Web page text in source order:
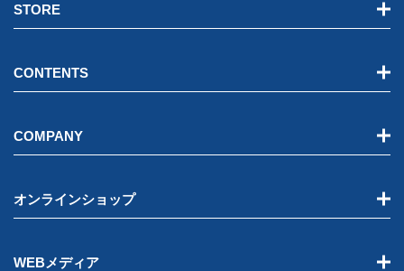
STORE
CONTENTS
COMPANY
オンラインショップ
WEBメディア